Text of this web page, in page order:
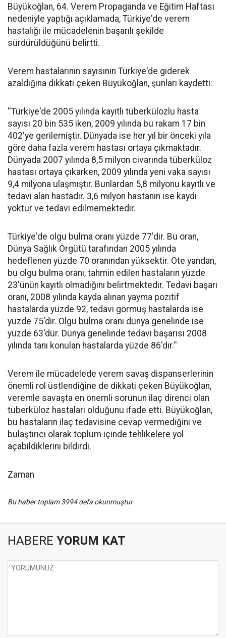
Büyükoğlan, 64. Verem Propaganda ve Eğitim Haftası
nedeniyle yaptığı açıklamada, Türkiye'de verem
hastalığı ile mücadelenin başarılı şekilde
sürdürüldüğünü belirtti.
Verem hastalarının sayısının Türkiye'de giderek
azaldığına dikkati çeken Büyükoğlan, şunları kaydetti:
''Türkiye'de 2005 yılında kayıtlı tüberkülozlu hasta
sayısı 20 bin 535 iken, 2009 yılında bu rakam 17 bin
402'ye gerilemiştir. Dünyada ise her yıl bir önceki yıla
göre daha fazla verem hastası ortaya çıkmaktadır.
Dünyada 2007 yılında 8,5 milyon civarında tüberküloz
hastası ortaya çıkarken, 2009 yılında yeni vaka sayısı
9,4 milyona ulaşmıştır. Bunlardan 5,8 milyonu kayıtlı ve
tedavi alan hastadır. 3,6 milyon hastanın ise kaydı
yoktur ve tedavi edilmemektedir.
Türkiye'de olgu bulma oranı yüzde 77'dir. Bu oran,
Dünya Sağlık Örgütü tarafından 2005 yılında
hedeflenen yüzde 70 oranından yüksektir. Öte yandan,
bu olgu bulma oranı, tahmin edilen hastaların yüzde
23'ünün kayıtlı olmadığını belirtmektedir. Tedavi başarı
oranı, 2008 yılında kayda alınan yayma pozitif
hastalarda yüzde 92, tedavi görmüş hastalarda ise
yüzde 75'dir. Olgu bulma oranı dünya genelinde ise
yüzde 63'dür. Dünya genelinde tedavi başarısı 2008
yılında tanı konulan hastalarda yüzde 86'dır.''
Verem ile mücadelede verem savaş dispanserlerinin
önemli rol üstlendiğine de dikkati çeken Büyükoğlan,
veremle savaşta en önemli sorunun ilaç direnci olan
tüberküloz hastaları olduğunu ifade etti. Büyükoğlan,
bu hastaların ilaç tedavisine cevap vermediğini ve
bulaştırıcı olarak toplum içinde tehlikelere yol
açabildiklerini bildirdi.
Zaman
Bu haber toplam 3994 defa okunmuştur
HABERE YORUM KAT